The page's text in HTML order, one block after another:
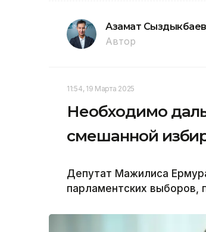
Азамат Сыздыкбаев
Автор
11:54, 19 Марта 2025
Необходимо
смешанной
Депутат Мажилиса
парламентских выборов,